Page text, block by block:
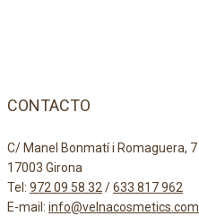
CONTACTO
C/ Manel Bonmatí i Romaguera, 7
17003 Girona
Tel: 972 09 58 32/633 817 962
E-mail: info@velnacosmetics.com